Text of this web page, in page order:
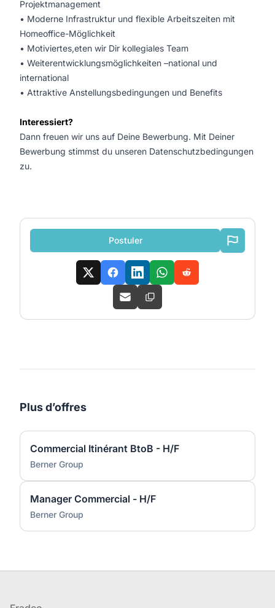
Projektmanagement
• Moderne Infrastruktur und flexible Arbeitszeiten mit
Homeoffice-Möglichkeit
• Motiviertes,eten wir Dir kollegiales Team
• Weiterentwicklungsmöglichkeiten –national und
international
• Attraktive Anstellungsbedingungen und Benefits
Interessiert?
Dann freuen wir uns auf Deine Bewerbung. Mit Deiner
Bewerbung stimmst du unseren Datenschutzbedingungen
zu.
Postuler
Plus d’offres
Commercial Itinérant BtoB - H/F
Berner Group
Manager Commercial - H/F
Berner Group